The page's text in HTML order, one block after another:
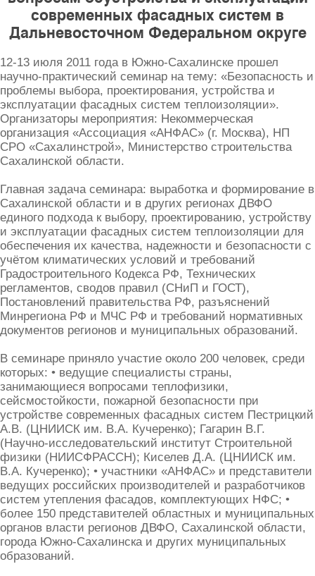
современных фасадных систем в
Дальневосточном Федеральном округе
12-13 июля 2011 года в Южно-Сахалинске прошел
научно-практический семинар на тему: «Безопасность и
проблемы выбора, проектирования, устройства и
эксплуатации фасадных систем теплоизоляции».
Организаторы мероприятия: Некоммерческая
организация «Ассоциация «АНФАС» (г. Москва), НП
СРО «Сахалинстрой», Министерство строительства
Сахалинской области.
Главная задача семинара: выработка и формирование в
Сахалинской области и в других регионах ДВФО
единого подхода к выбору, проектированию, устройству
и эксплуатации фасадных систем теплоизоляции для
обеспечения их качества, надежности и безопасности с
учётом климатических условий и требований
Градостроительного Кодекса РФ, Технических
регламентов, сводов правил (СНиП и ГОСТ),
Постановлений правительства РФ, разъяснений
Минрегиона РФ и МЧС РФ и требований нормативных
документов регионов и муниципальных образований.
В семинаре приняло участие около 200 человек, среди
которых: • ведущие специалисты страны,
занимающиеся вопросами теплофизики,
сейсмостойкости, пожарной безопасности при
устройстве современных фасадных систем Пестрицкий
А.В. (ЦНИИСК им. В.А. Кучеренко); Гагарин В.Г.
(Научно-исследовательский институт Строительной
физики (НИИСФРАССН); Киселев Д.А. (ЦНИИСК им.
В.А. Кучеренко); • участники «АНФАС» и представители
ведущих российских производителей и разработчиков
систем утепления фасадов, комплектующих НФС; •
более 150 представителей областных и муниципальных
органов власти регионов ДВФО, Сахалинской области,
города Южно-Сахалинска и других муниципальных
образований.